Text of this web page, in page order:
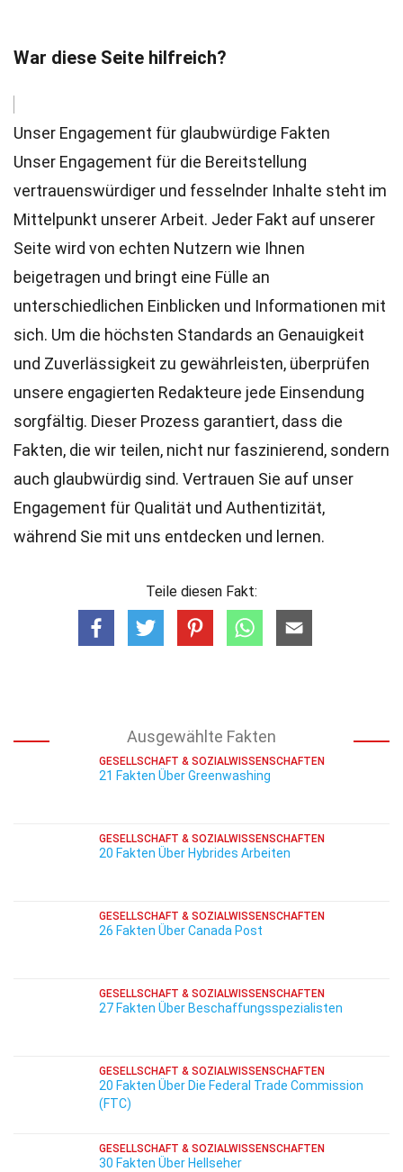
War diese Seite hilfreich?
Unser Engagement für glaubwürdige Fakten
Unser Engagement für die Bereitstellung
vertrauenswürdiger und fesselnder Inhalte steht im
Mittelpunkt unserer Arbeit. Jeder Fakt auf unserer
Seite wird von echten Nutzern wie Ihnen
beigetragen und bringt eine Fülle an
unterschiedlichen Einblicken und Informationen mit
sich. Um die höchsten Standards an Genauigkeit
und Zuverlässigkeit zu gewährleisten, überprüfen
unsere engagierten Redakteure jede Einsendung
sorgfältig. Dieser Prozess garantiert, dass die
Fakten, die wir teilen, nicht nur faszinierend, sondern
auch glaubwürdig sind. Vertrauen Sie auf unser
Engagement für Qualität und Authentizität,
während Sie mit uns entdecken und lernen.
Teile diesen Fakt:
Ausgewählte Fakten
GESELLSCHAFT & SOZIALWISSENSCHAFTEN
21 Fakten Über Greenwashing
GESELLSCHAFT & SOZIALWISSENSCHAFTEN
20 Fakten Über Hybrides Arbeiten
GESELLSCHAFT & SOZIALWISSENSCHAFTEN
26 Fakten Über Canada Post
GESELLSCHAFT & SOZIALWISSENSCHAFTEN
27 Fakten Über Beschaffungsspezialisten
GESELLSCHAFT & SOZIALWISSENSCHAFTEN
20 Fakten Über Die Federal Trade Commission
(FTC)
GESELLSCHAFT & SOZIALWISSENSCHAFTEN
30 Fakten Über Hellseher